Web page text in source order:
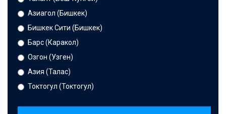
Азиагол (Бишкек)
Бишкек Сити (Бишкек)
Барс (Каракол)
Озгон (Узген)
Азия (Талас)
Токтогул (Токтогул)